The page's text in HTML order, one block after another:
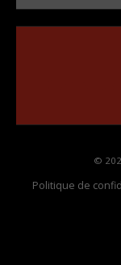
©
Politique de